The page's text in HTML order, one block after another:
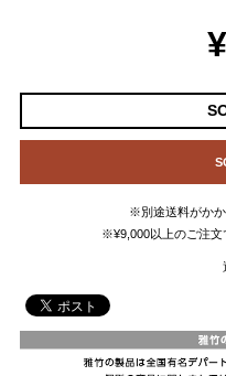
※別途送料がかか
※¥9,000以上のご注文